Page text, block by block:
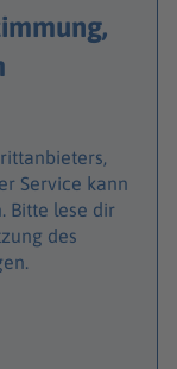
Service kann
Bitte lese dir
des